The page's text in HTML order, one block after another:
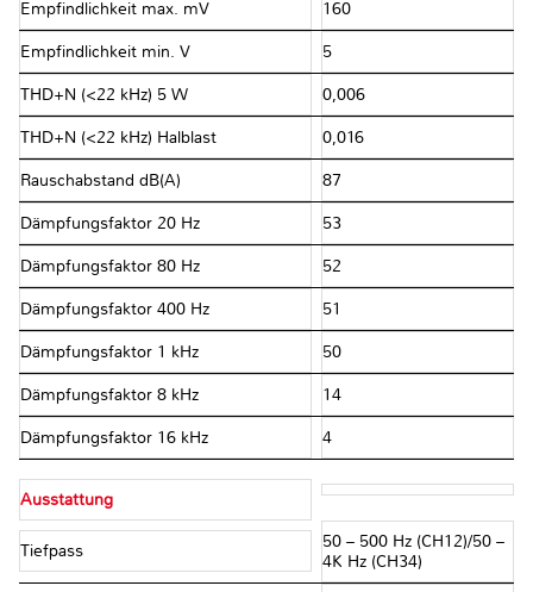
Empfindlichkeit max. mV 160
Empfindlichkeit min. V 5
THD+N (<22 kHz) 5 W 0,006
THD+N (<22 kHz) Halblast 0,016
Rauschabstand dB(A) 87
Dämpfungsfaktor 20 Hz 53
Dämpfungsfaktor 80 Hz 52
Dämpfungsfaktor 400 Hz 51
Dämpfungsfaktor 1 kHz 50
Dämpfungsfaktor 8 kHz 14
Dämpfungsfaktor 16 kHz 4
Ausstattung
Tiefpass
50 – 500 Hz (CH12)/50 –
4K Hz (CH34)